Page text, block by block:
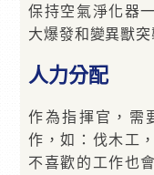
保持空氣淨化器
大爆發和變異獸突
人力分配
作為指揮官，需
作，如：伐木工
不喜歡的工作也